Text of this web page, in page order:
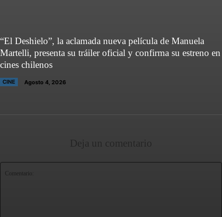
“El Deshielo”, la aclamada nueva película de Manuela
Martelli, presenta su tráiler oficial y confirma su estreno en
cines chilenos
CINE Agosto 4, 2026
Deja un comentario